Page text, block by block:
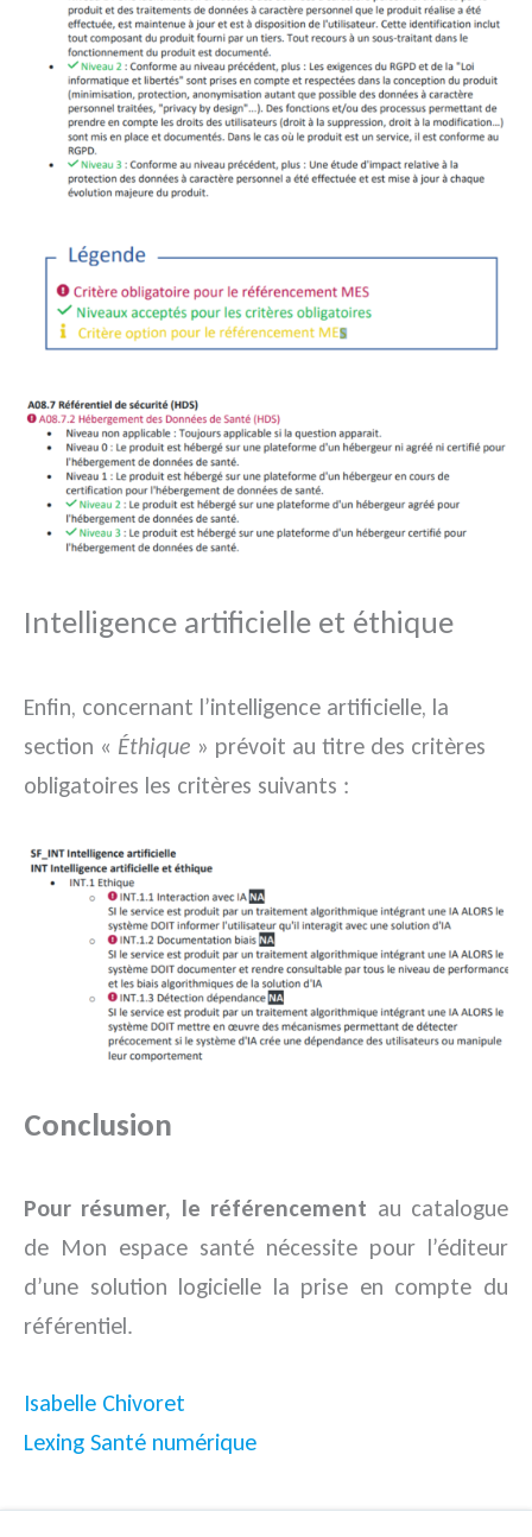
Intelligence artificielle et éthique
Enfin, concernant l’intelligence artificielle, la
section « Éthique » prévoit au titre des critères
obligatoires les critères suivants :
Conclusion
Pour résumer, le référencement au catalogue
de Mon espace santé nécessite pour l’éditeur
d’une solution logicielle la prise en compte du
référentiel.
Isabelle Chivoret
Lexing Santé numérique